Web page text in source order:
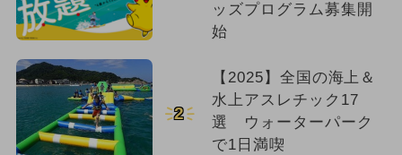
ッズプログラム募集開
始
2
【2025】全国の海上＆
水上アスレチック17
選 ウォーターパーク
で1日満喫